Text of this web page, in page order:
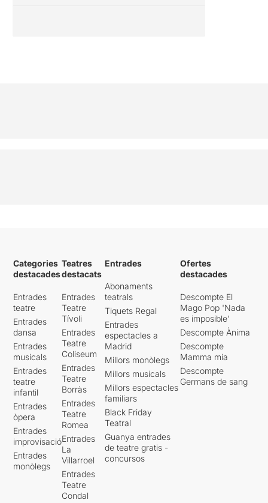
Categories
destacades
Entrades
teatre
Entrades
dansa
Entrades
musicals
Entrades
teatre
infantil
Entrades
òpera
Entrades
improvisació
Entrades
monòlegs
Teatres
destacats
Entrades
Teatre
Tívoli
Entrades
Teatre
Coliseum
Entrades
Teatre
Borràs
Entrades
Teatre
Romea
Entrades
La
Villarroel
Entrades
Teatre
Condal
Entrades
Abonaments
teatrals
Tiquets Regal
Entrades
espectacles a
Madrid
Millors monòlegs
Millors musicals
Millors espectacles
familiars
Black Friday
Teatral
Guanya entrades
de teatre gratis -
concursos
Ofertes
destacades
Descompte El
Mago Pop 'Nada
es imposible'
Descompte Ànima
Descompte
Mamma mia
Descompte
Germans de sang